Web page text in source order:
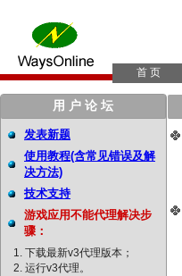
首 页
用 户 论 坛
发表新题
使用教程(含常见错误及解
决方法)
技术支持
游戏应用不能代理解决步
骤：
下载最新v3代理版本；
运行v3代理。